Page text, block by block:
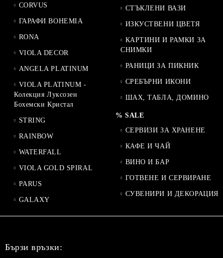
CORVUS
ГАРАФИ BOHEMIA
RONA
VIOLA DECOR
ANGELA PLATINUM
VIOLA PLATINUM -
Колекция Луксозен
Бохемски Кристал
STRING
RAINBOW
WATERFALL
VIOLA GOLD SPIRAL
PARUS
GALAXY
СТЪКЛЕНИ ВАЗИ
ИЗКУСТВЕНИ ЦВЕТЯ
КАРТИНИ И РАМКИ ЗА
СНИМКИ
РАНИЦИ ЗА ПИКНИК
СРЕБЪРНИ ИКОНИ
ШАХ, ТАБЛА, ДОМИНО
% SALE
СЕРВИЗИ ЗА ХРАНЕНЕ
КАФЕ И ЧАЙ
ВИНО И БАР
ГОТВЕНЕ И СЕРВИРАНЕ
СУВЕНИРИ И ДЕКОРАЦИЯ
Бързи връзки: